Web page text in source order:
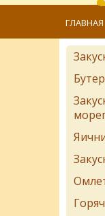
ГЛАВНАЯ